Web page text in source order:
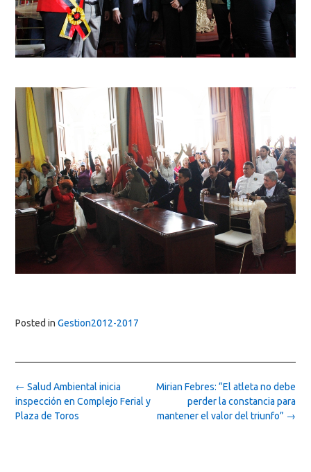
Posted in Gestion2012-2017
Post
navigation
Mirian Febres: “El atleta no debe
perder la constancia para
mantener el valor del triunfo” →
← Salud Ambiental inicia
inspección en Complejo Ferial y
Plaza de Toros